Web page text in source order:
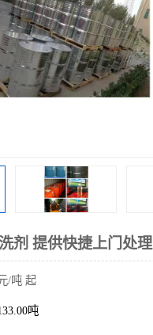
剂 提供快捷上门处理
/吨 起
吨